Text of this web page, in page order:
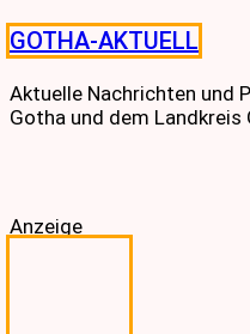
Skip
to
content
GOTHA-AKTUELL
Aktuelle Nachrichten und
Gotha und dem Landkreis
Anzeige